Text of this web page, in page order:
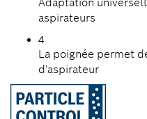
aspirateurs
4
La poignée permet
d'aspirateur